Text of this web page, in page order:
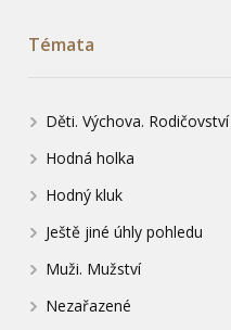
Témata
Děti. Výchova. Rodičovství
Hodná holka
Hodný kluk
Ještě jiné úhly pohledu
Muži. Mužství
Nezařazené